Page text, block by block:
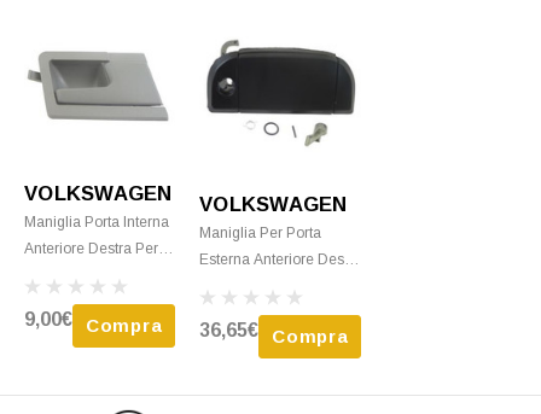
VOLKSWAGEN
Maniglia Porta Interna
Anteriore Destra Per
TRANSPORTER T4
Fase 2 1996-2003,
9,00€ Compra
VOLKSWAGEN
Maniglia Per Porta
Esterna Anteriore Destra
TRANSPORTER T4
Fase 1 1990-1996, Foro
36,65€ Compra